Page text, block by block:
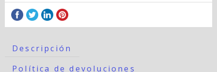
Descripción
Política de devoluciones